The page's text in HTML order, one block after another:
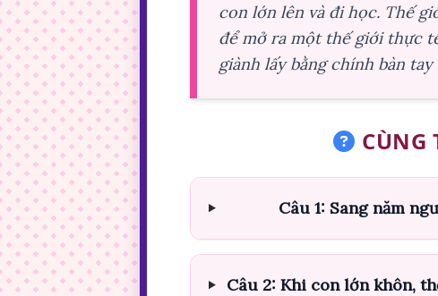
con lớn lên và đi học. Thế
để mở ra một thế giới thực
giành lấy bằng chính bàn
CÙNG
Câu 1: Sang năm
Câu 2: Khi con lớn khôn,